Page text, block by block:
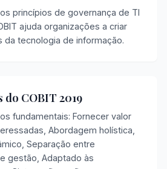
princípios de governança de TI
ajuda organizações a criar
da tecnologia de informação.
COBIT 2019
fundamentais: Fornecer valor
Abordagem holística,
Separação entre
gestão, Adaptado às